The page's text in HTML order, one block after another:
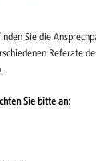
Sie die
Referate
Sie bitte an: